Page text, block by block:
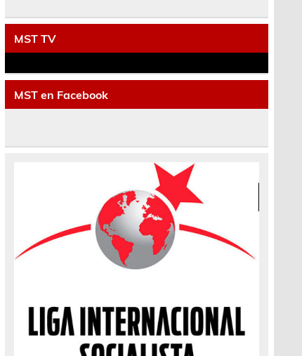
MST TV
MST en Facebook